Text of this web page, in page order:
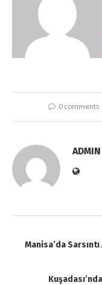
0 comments
ADMIN
Manisa’da